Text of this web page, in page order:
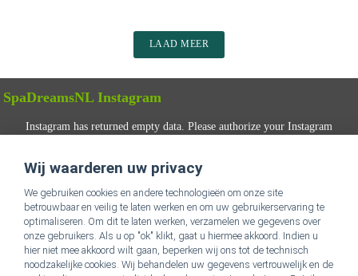
LAAD MEER
SpaDreamsNL Instagram
Instagram has returned empty data. Please authorize your Instagram
VOLG ONS
Wij waarderen uw privacy
We gebruiken cookies en andere technologieën om onze site
betrouwbaar en veilig te laten werken en om uw gebruikerservaring te
optimaliseren. Om dit te laten werken, verzamelen we gegevens over
onze gebruikers. Als u op "ok" klikt, gaat u hiermee akkoord. Indien u
hier niet mee akkoord wilt gaan, beperken wij ons tot de technisch
noodzakelijke cookies. Wij behandelen uw gegevens vertrouwelijk en de